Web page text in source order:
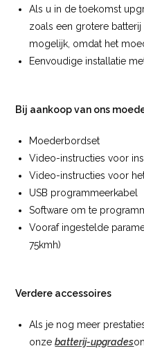
Als u in de toekomst
zoals een grotere
mogelijk, omdat het
Eenvoudige installatie
Bij aankoop van ons
Moederbordset
Video-instructies voor
Video-instructies voor
USB programmeerkabel
Software om te
Vooraf ingestelde
75kmh)
Verdere accessoires
Als je nog meer
onzebatterij-upgrades